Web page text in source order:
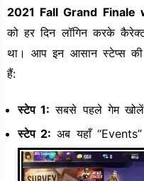
2021 Fall Grand Finale
को हर दिन लॉगिन करके
था। आप इन आसान स्टेप्स
हैं:
स्टेप 1: सबसे पहले गेम
स्टेप 2: अब यहाँ